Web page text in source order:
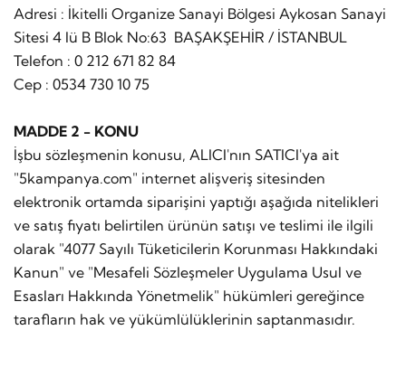
Adresi : İkitelli Organize Sanayi Bölgesi Aykosan Sanayi
Sitesi 4 lü B Blok No:63 BAŞAKŞEHİR / İSTANBUL
Telefon : 0 212 671 82 84
Cep : 0534 730 10 75
MADDE 2 - KONU
İşbu sözleşmenin konusu, ALICI'nın SATICI'ya ait
"5kampanya.com" internet alişveriş sitesinden
elektronik ortamda siparişini yaptığı aşağıda nitelikleri
ve satış fiyatı belirtilen ürünün satışı ve teslimi ile ilgili
olarak "4077 Sayılı Tüketicilerin Korunması Hakkındaki
Kanun" ve "Mesafeli Sözleşmeler Uygulama Usul ve
Esasları Hakkında Yönetmelik" hükümleri gereğince
tarafların hak ve yükümlülüklerinin saptanmasıdır.